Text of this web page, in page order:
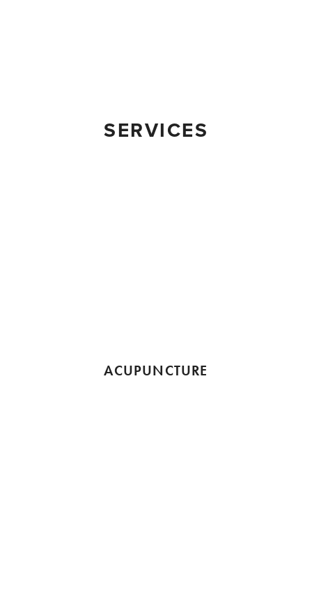
SERVICES
ACUPUNCTURE